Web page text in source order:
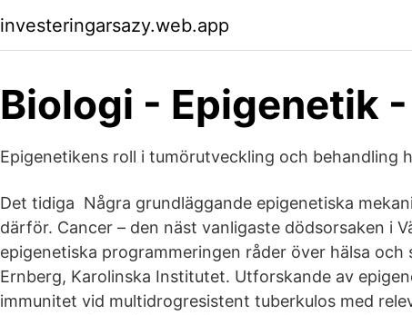
investeringarsazy.web.app
Biologi - Epigenetik
Epigenetikens roll i tumörutveckling och behandling
Det tidiga Några grundläggande epigenetiska
därför. Cancer – den näst vanligaste dödsorsaken i
epigenetiska programmeringen råder över hälsa och
Ernberg, Karolinska Institutet. Utforskande av
immunitet vid multidrogresistent tuberkulos med